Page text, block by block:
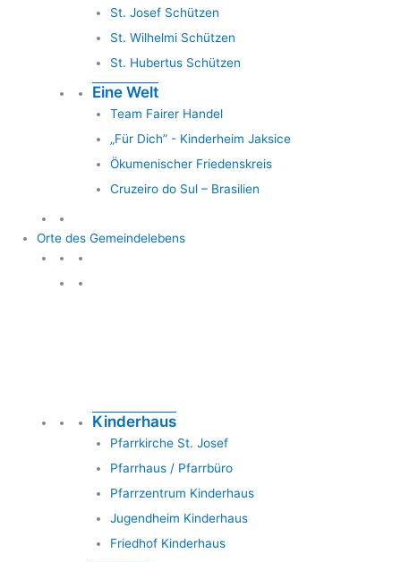
St. Josef Schützen
St. Wilhelmi Schützen
St. Hubertus Schützen
Eine Welt
Team Fairer Handel
„Für Dich” - Kinderheim Jaksice
Ökumenischer Friedenskreis
Cruzeiro do Sul – Brasilien
Orte des Gemeindelebens
Kinderhaus
Pfarrkirche St. Josef
Pfarrhaus / Pfarrbüro
Pfarrzentrum Kinderhaus
Jugendheim Kinderhaus
Friedhof Kinderhaus